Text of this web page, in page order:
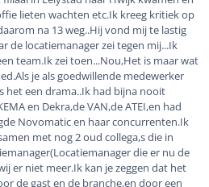
lieten wachten etc.Ik kreeg kritiek op
na 13 weg..Hij vond mij te lastig
de locatiemanager zei tegen mij...Ik
team.Ik zei toen...Nou,Het is maar wat
je als goedwillende medewerker
het een drama..Ik had bijna nooit
en Dekra,de VAN,de ATEI,en had
Novomatic en haar concurrenten.Ik
met nog 2 oud collega,s die in
die er nu de
er niet meer.Ik kan je zeggen dat het
de gast en de branche,en door een